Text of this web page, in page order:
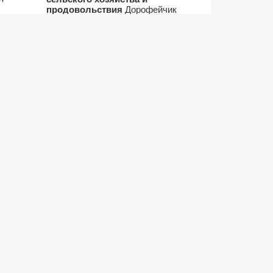
продовольствия Дорофейчик